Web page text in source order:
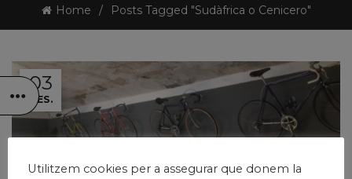
Home Posts Tagged "Sudàfrica o Cenicero"
03
DES.
Utilitzem cookies per a assegurar que donem la